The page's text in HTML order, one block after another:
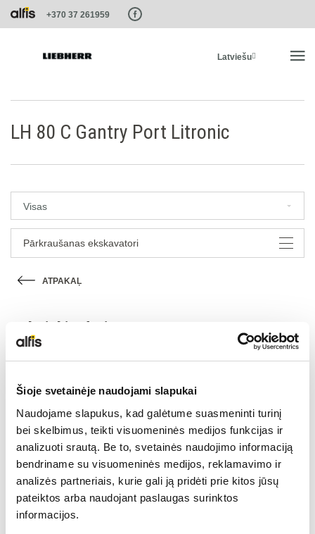
Šioje svetainėje naudojami slapukai
Naudojame slapukus, kad galėtume suasmeninti turinį
bei skelbimus, teikti visuomeninės medijos funkcijas ir
analizuoti srautą. Be to, svetainės naudojimo informaciją
bendriname su visuomeninės medijos, reklamavimo ir
analizės partneriais, kurie gali ją pridėti prie kitos jūsų
pateiktos arba naudojant paslaugas surinktos
informacijos.
Paste this code as high in the of the page as possible:
+370 37 261959
Latviešu
PAKALPOJUMI UN RISINĀJUMI
LIEBHERR SISTĒMAS
APIE MUS
KONTAKTI
LH 80 C Gantry Port Litronic
Visas
Pārkraušanas ekskavatori
ATPAKAĻ
Tehniskie dati
Motora jauda
Ekspluatācijas masa